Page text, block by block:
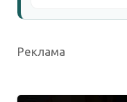
Реклама